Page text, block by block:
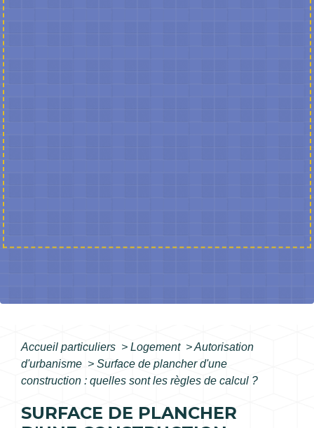
Accueil particuliers > Logement >Autorisation
d'urbanisme > Surface de plancher d'une
construction : quelles sont les règles de calcul ?
SURFACE DE PLANCHER